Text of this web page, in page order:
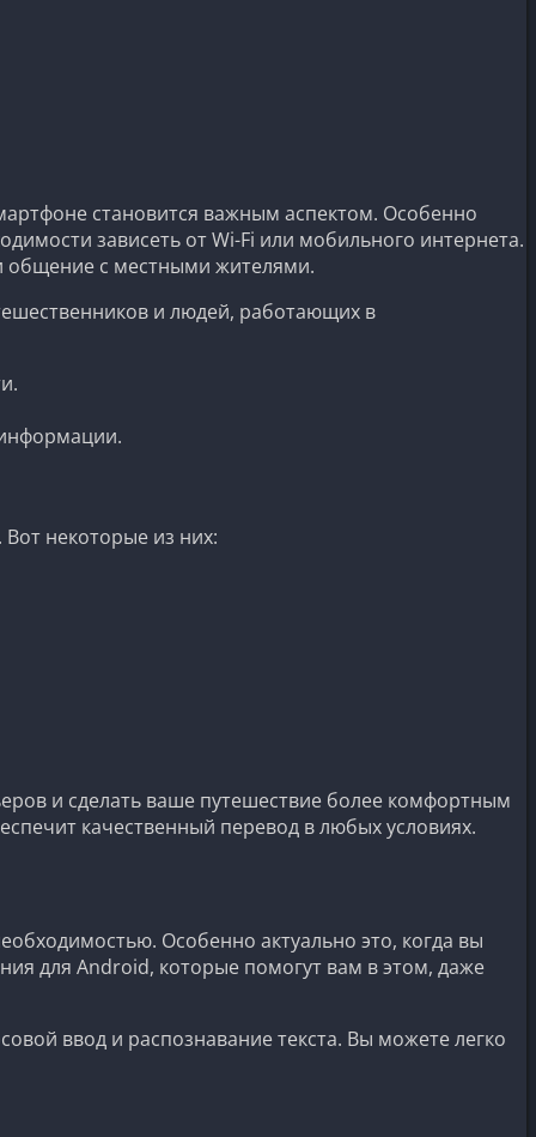
становится важным аспектом. Особенно
зависеть от Wi-Fi или мобильного интернета.
общение с местными жителями.
и людей, работающих в
некоторые из них:
и сделать ваше путешествие более комфортным
качественный перевод в любых условиях.
Особенно актуально это, когда вы
для Android, которые помогут вам в этом, даже
ввод и распознавание текста. Вы можете легко